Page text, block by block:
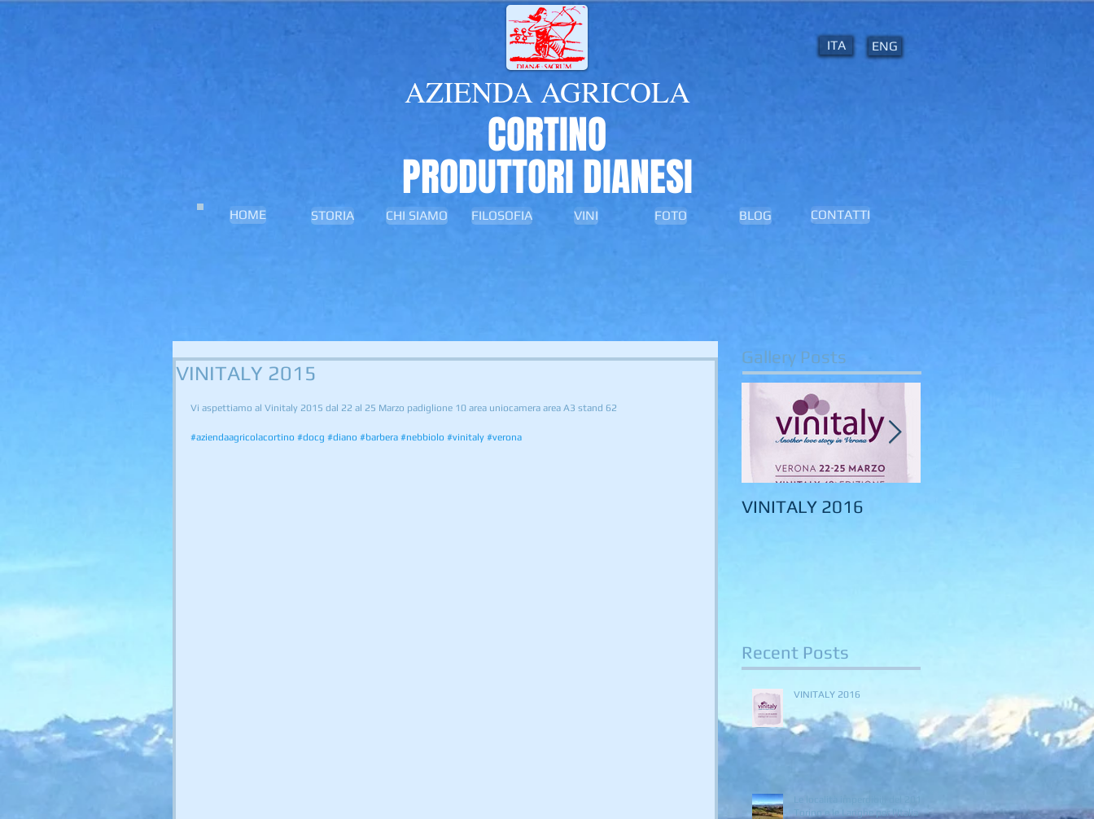
AZIENDA AGRICOLA
CORTINO
PRODUTTORI DIANESI
ITA ENG
HOME STORIA CHI SIAMO FILOSOFIA VINI FOTO BLOG CONTATTI
VINITALY 2015
Vi aspettiamo al Vinitaly 2015 dal 22 al 25 Marzo padiglione 10 area uniocamera area A3 stand 62
#aziendaagricolacortino #docg #diano #barbera #nebbiolo #vinitaly #verona
Gallery Posts
VINITALY 2016
Recent Posts
VINITALY 2016
Torino e le Langhe per l'Italia